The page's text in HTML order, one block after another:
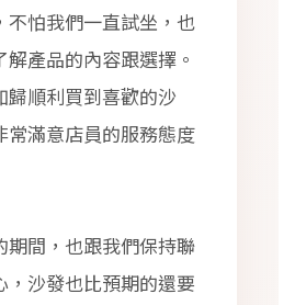
不怕我們一直試坐，也
產品的內容跟選擇。
歸順利買到喜歡的沙
常滿意店員的服務態度
期間，也跟我們保持聯
，沙發也比預期的還要